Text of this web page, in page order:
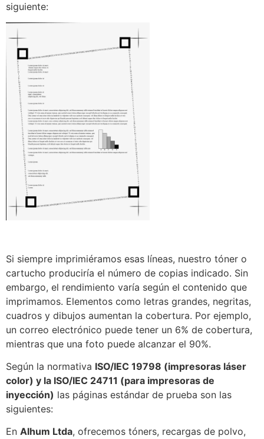
siguiente:
Si siempre imprimiéramos esas líneas, nuestro tóner o
cartucho produciría el número de copias indicado. Sin
embargo, el rendimiento varía según el contenido que
imprimamos. Elementos como letras grandes, negritas,
cuadros y dibujos aumentan la cobertura. Por ejemplo,
un correo electrónico puede tener un 6% de cobertura,
mientras que una foto puede alcanzar el 90%.
Según la normativa ISO/IEC 19798 (impresoras láser
color) y la ISO/IEC 24711 (para impresoras de
inyección) las páginas estándar de prueba son las
siguientes:
En Alhum Ltda, ofrecemos tóners, recargas de polvo,